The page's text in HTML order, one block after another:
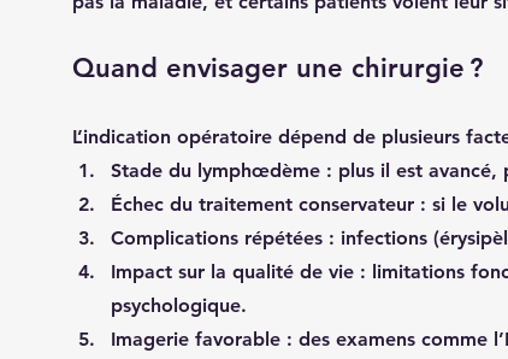
Quand envisager une chirurgie ?
L’indication opératoire dépend de plusieurs
Stade du lymphœdème : plus il est avancé,
Échec du traitement conservateur : si le
Complications répétées : infections
Impact sur la qualité de vie : limitations
psychologique.
Imagerie favorable : des examens comme